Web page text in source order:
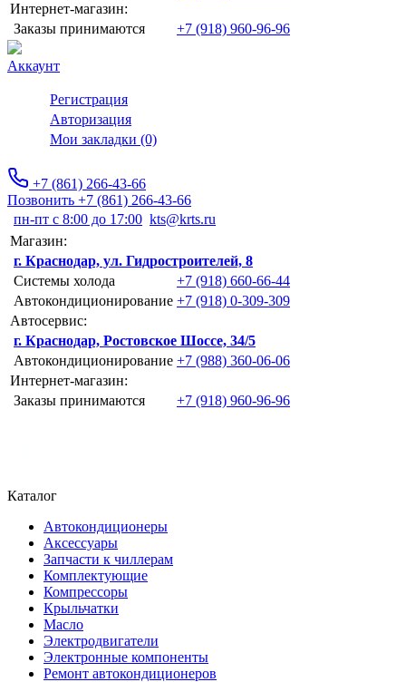
Интернет-магазин:
Заказы принимаются
+7 (918) 960-96-96
Аккаунт
Регистрация
Авторизация
Мои закладки (0)
+7 (861) 266-43-66
Позвонить +7 (861) 266-43-66
пн-пт с 8:00 до 17:00 kts@krts.ru
Магазин:
г. Краснодар, ул. Гидростроителей, 8
Системы холода
+7 (918) 660-66-44
Автокондиционирование +7 (918) 0-309-309
Автосервис:
г. Краснодар, Ростовское Шоссе, 34/5
Автокондиционирование +7 (988) 360-06-06
Интернет-магазин:
Заказы принимаются
+7 (918) 960-96-96
Каталог
Автокондиционеры
Аксессуары
Запчасти к чиллерам
Комплектующие
Компрессоры
Крыльчатки
Масло
Электродвигатели
Электронные компоненты
Ремонт автокондиционеров